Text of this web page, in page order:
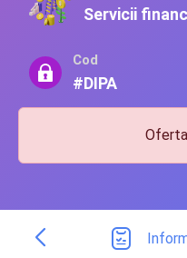
Servicii
Cod
#DIPA